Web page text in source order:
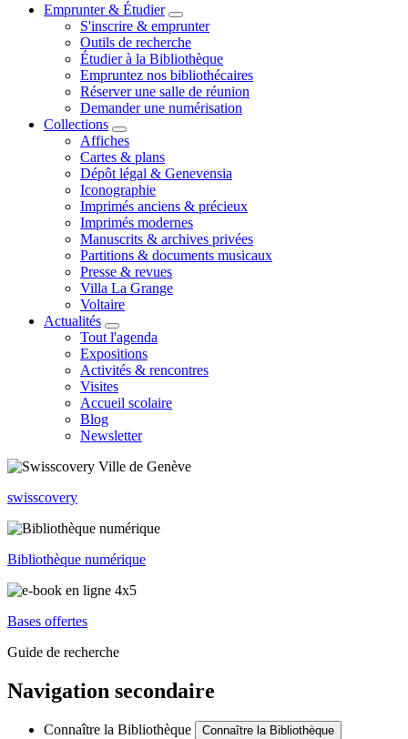
Emprunter & Étudier
S'inscrire & emprunter
Outils de recherche
Étudier à la Bibliothèque
Empruntez nos bibliothécaires
Réserver une salle de réunion
Demander une numérisation
Collections
Affiches
Cartes & plans
Dépôt légal & Genevensia
Iconographie
Imprimés anciens & précieux
Imprimés modernes
Manuscrits & archives privées
Partitions & documents musicaux
Presse & revues
Villa La Grange
Voltaire
Actualités
Tout l'agenda
Expositions
Activités & rencontres
Visites
Accueil scolaire
Blog
Newsletter
swisscovery
Bibliothèque numérique
Bases offertes
Guide de recherche
Navigation secondaire
Connaître la Bibliothèque Connaître la Bibliothèque